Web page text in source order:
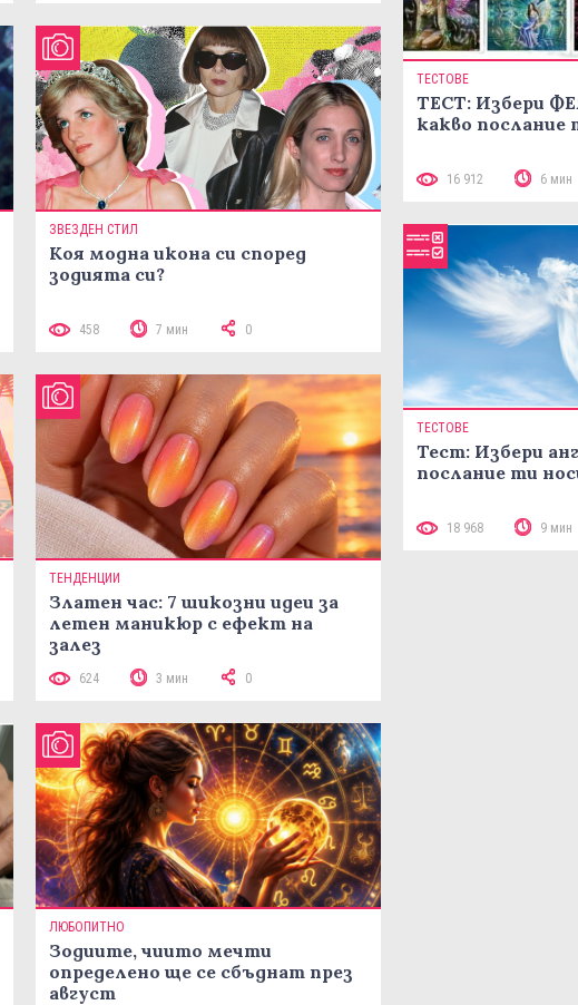
ЗВЕЗДЕН СТИЛ
Коя модна икона си според
зодията си?
458 7 мин 0
ТЕНДЕНЦИИ
Златен час: 7 шикозни идеи за
летен маникюр с ефект на
залез
624 3 мин 0
ЛЮБОПИТНО
Зодиите, чиито мечти
определено ще се сбъднат през
август
ТЕСТОВЕ
ТЕСТ: Избери
какво
16 912 6 мин
ТЕСТОВЕ
Тест: Избери
послание ти
18 968 9 мин